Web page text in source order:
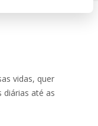
vidas, quer
diárias até as